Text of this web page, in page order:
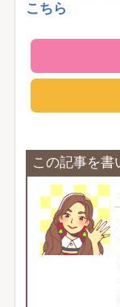
こちら
この記事を書